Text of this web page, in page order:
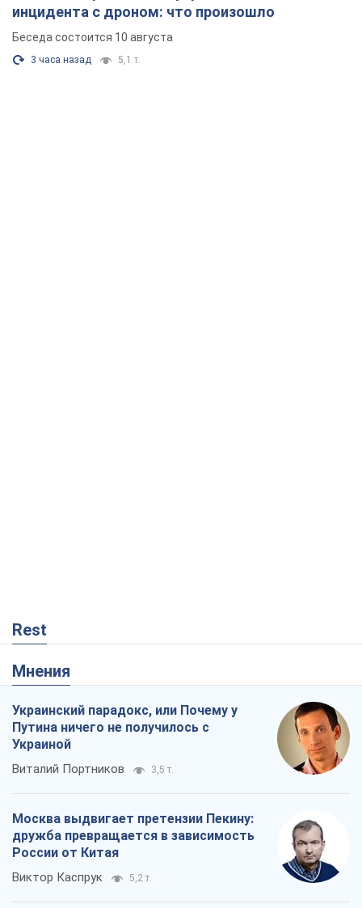
инцидента с дроном: что произошло
Беседа состоится 10 августа
3 часа назад 5,1 т.
Rest
Мнения
Украинский парадокс, или Почему у
Путина ничего не получилось с
Украиной
Виталий Портников 3,5 т.
Москва выдвигает претензии Пекину:
дружба превращается в зависимость
России от Китая
Виктор Каспрук 5,2 т.